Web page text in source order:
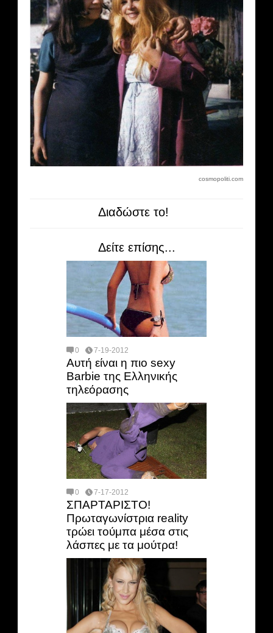
cosmopoliti.com
Διαδώστε το!
Δείτε επίσης...
0 7-19-2012
Αυτή είναι η πιο sexy
Barbie της Ελληνικής
τηλεόρασης
0 7-17-2012
ΣΠΑΡΤΑΡΙΣΤΟ!
Πρωταγωνίστρια reality
τρώει τούμπα μέσα στις
λάσπες με τα μούτρα!